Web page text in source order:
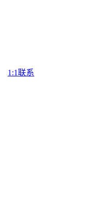
1:1联系